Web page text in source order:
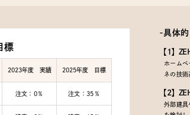
標
2023年度 実績 2025年度 目標
注文：0％ 注文：35％
-具体
【1】
ホーム
ネの技術
【2】
外部建具